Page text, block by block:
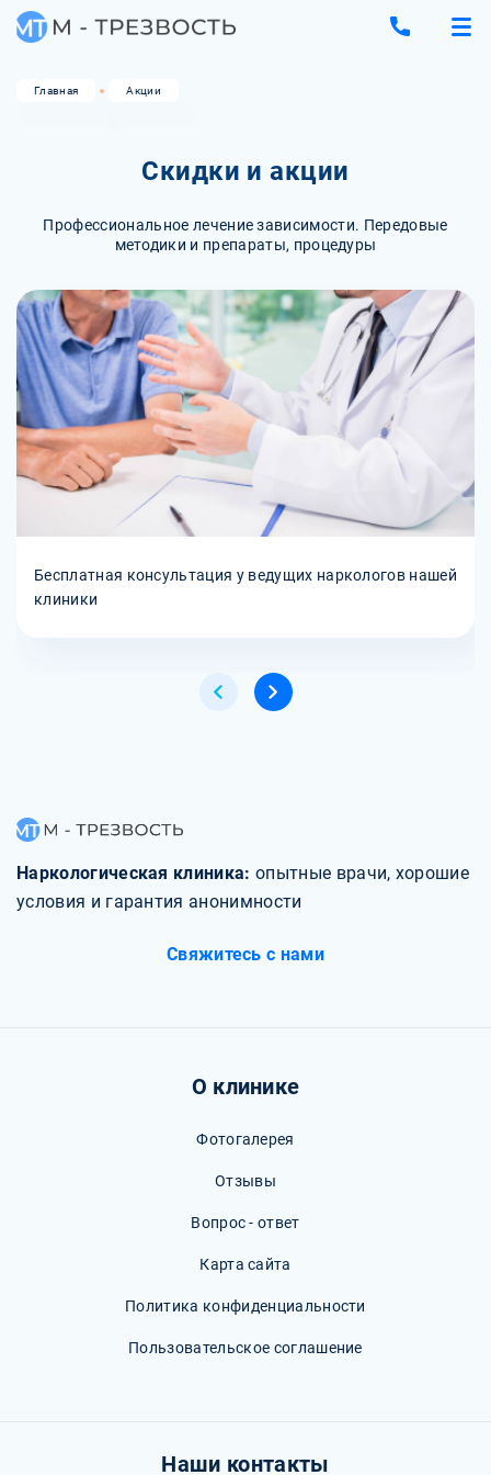
Главная Акции
Скидки и акции
Профессиональное лечение зависимости. Передовые
методики и препараты, процедуры
Бесплатная консультация у ведущих наркологов нашей
клиники
Наркологическая клиника: опытные врачи, хорошие
условия и гарантия анонимности
Свяжитесь с нами
О клинике
Фотогалерея
Отзывы
Вопрос - ответ
Карта сайта
Политика конфиденциальности
Пользовательское соглашение
Наши контакты